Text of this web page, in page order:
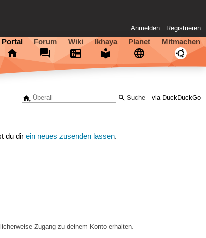
Anmelden Registrieren
Portal Forum Wiki Ikhaya Planet Mitmachen
via DuckDuckGo
du direin neues zusenden lassen.
Zugang zu deinem Konto erhalten.